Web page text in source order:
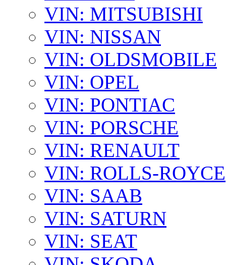
VIN: MITSUBISHI
VIN: NISSAN
VIN: OLDSMOBILE
VIN: OPEL
VIN: PONTIAC
VIN: PORSCHE
VIN: RENAULT
VIN: ROLLS-ROYCE
VIN: SAAB
VIN: SATURN
VIN: SEAT